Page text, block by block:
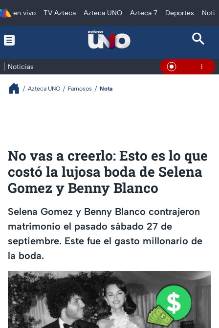
en vivo TV Azteca Azteca UNO Azteca 7 Deportes
Noticias En Vivo
Azteca UNO Famosos Nota
No vas a creerlo: Esto es lo que
costó la lujosa boda de Selena
Gomez y Benny Blanco
Selena Gomez y Benny Blanco contrajeron
matrimonio el pasado sábado 27 de
septiembre. Este fue el gasto millonario de
la boda.